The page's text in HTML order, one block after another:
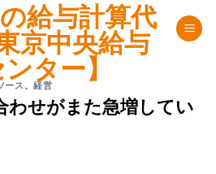
ース 、経営
わせがまた急増してい